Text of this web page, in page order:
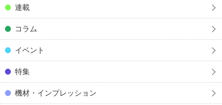
連載
コラム
イベント
特集
機材・インプレッション